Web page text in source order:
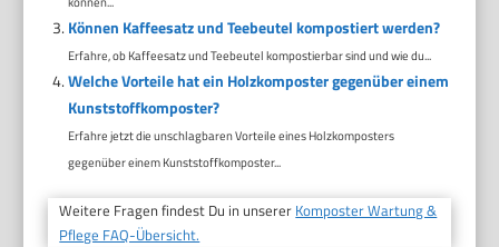
Können Kaffeesatz und Teebeutel kompostiert werden?
Erfahre, ob Kaffeesatz und Teebeutel kompostierbar sind und wie du...
Welche Vorteile hat ein Holzkomposter gegenüber einem
Kunststoffkomposter?
Erfahre jetzt die unschlagbaren Vorteile eines Holzkomposters
gegenüber einem Kunststoffkomposter...
Weitere Fragen findest Du in unserer Komposter Wartung &
Pflege FAQ-Übersicht.